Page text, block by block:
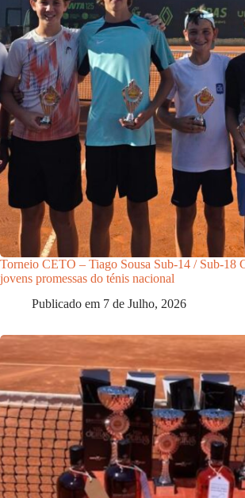
Torneio CETO – Tiago Sousa Sub-14 / Sub-18
jovens promessas do ténis nacional
Publicado em 7 de Julho, 2026